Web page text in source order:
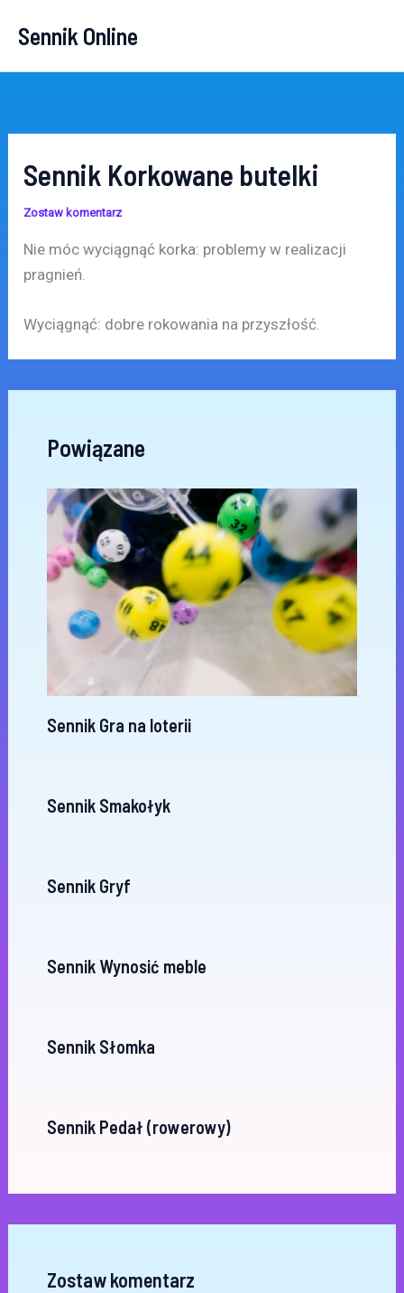
Sennik Online
Sennik Korkowane butelki
Zostaw komentarz
Nie móc wyciągnąć korka: problemy w realizacji
pragnień.
Wyciągnąć: dobre rokowania na przyszłość.
Powiązane
Sennik Gra na loterii
Sennik Smakołyk
Sennik Gryf
Sennik Wynosić meble
Sennik Słomka
Sennik Pedał (rowerowy)
Zostaw komentarz